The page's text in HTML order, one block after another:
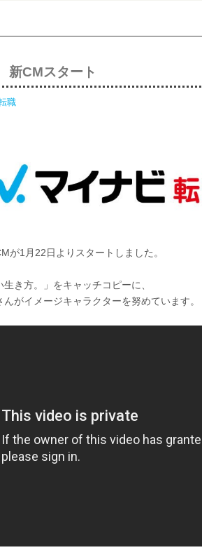
CMスタート
職
が1月22日よりスタートしました。
生き方。」をキャッチコピーに、
がイメージキャラクターを努めています。